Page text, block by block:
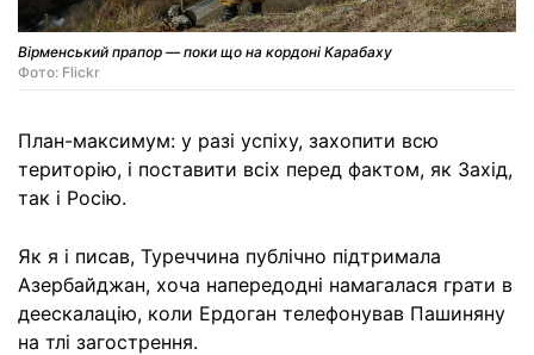
Вірменський прапор — поки що на кордоні Карабаху
Фото: Flickr
План-максимум: у разі успіху, захопити всю
територію, і поставити всіх перед фактом, як Захід,
так і Росію.
Як я і писав, Туреччина публічно підтримала
Азербайджан, хоча напередодні намагалася грати в
деескалацію, коли Ердоган телефонував Пашиняну
на тлі загострення.